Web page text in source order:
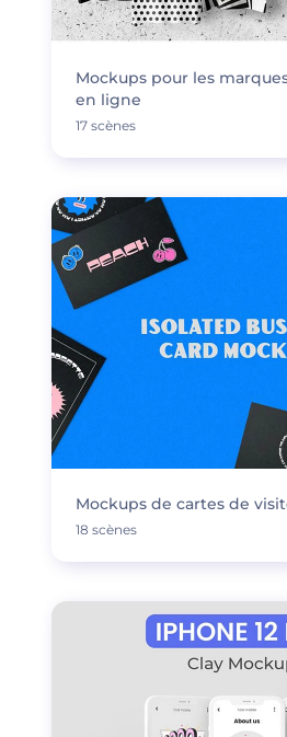
Mockups pour les
en ligne
17 scènes
Mockups de cartes de
18 scènes